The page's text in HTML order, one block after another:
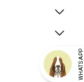
WHATSAPP